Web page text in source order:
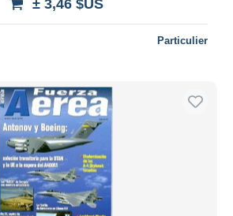
± 3,46 $US
Particulier